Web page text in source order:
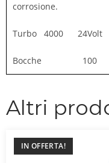
corrosione.
Turbo 4000 24Volt
Bocche 100
Altri
IN OFFERTA!